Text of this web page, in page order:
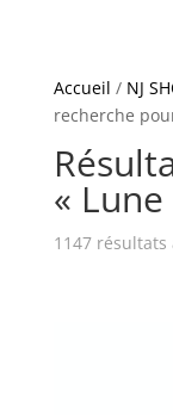
Accueil / NJ
recherche
«
1147 résultats